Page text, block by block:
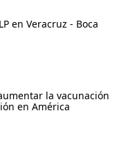
en Veracruz - Boca
la vacunación
en América